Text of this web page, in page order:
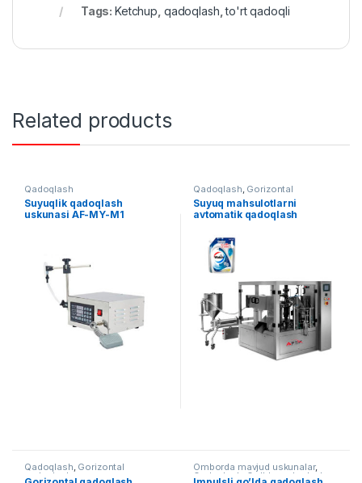
Tags:Ketchup qadoqlash ,to'rt qadoqli
Related products
Qadoqlash
Suyuqlik qadoqlash
uskunasi AF-MY-M1
Qadoqlash Gorizontal
qadoqlash
Suyuq mahsulotlarni
avtomatik qadoqlash
Qadoqlash, Gorizontal
qadoqlash
Omborda mavjud uskunalar,
Qadoqlash Qo'lda qadoqlash